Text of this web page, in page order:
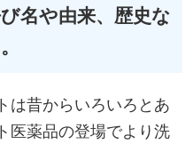
名や由来、歴史な
は昔からいろいろとあ
医薬品の登場でより洗